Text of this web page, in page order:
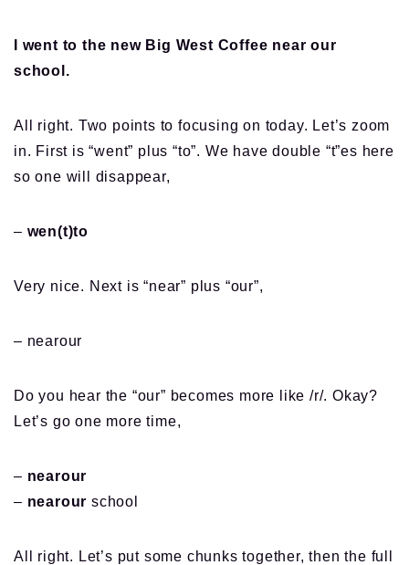
I went to the new Big West Coffee near our
school.
All right. Two points to focusing on today. Let’s zoom
in. First is “went” plus “to”. We have double “t”es here
so one will disappear,
– wen(t)to
Very nice. Next is “near” plus “our”,
– nearour
Do you hear the “our” becomes more like /r/. Okay?
Let’s go one more time,
– nearour
– nearourschool
All right. Let’s put some chunks together, then the full